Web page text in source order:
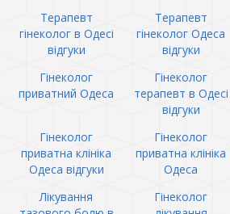
Терапевт
гінеколог в Одесі
відгуки
Терапевт
гінеколог Одеса
відгуки
Гінеколог
приватний Одеса
Гінеколог
терапевт в Одесі
відгуки
Гінеколог
приватна клініка
Одеса відгуки
Гінеколог
приватна клініка
Одеса
Лікування
Гінеколог